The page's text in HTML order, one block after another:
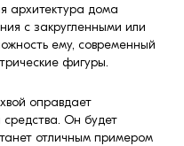
архитектура дома
с закругленными или
ему, современный
фигуры.
оправдает
Он будет
отличным примером